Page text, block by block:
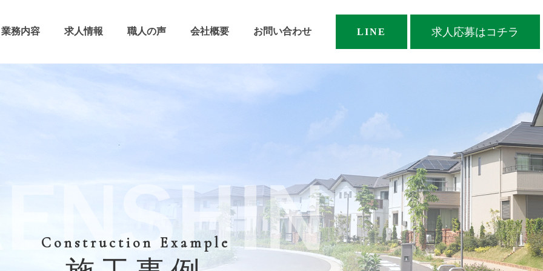
業務内容 求人情報 職人の声 会社概要 お問い合わせ LINE 求人応募はコチラ
Construction Example